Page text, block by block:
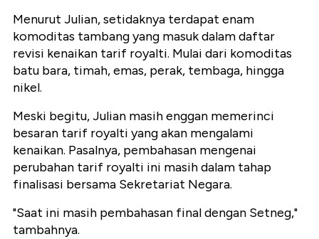
Menurut Julian, setidaknya terdapat enam
komoditas tambang yang masuk dalam daftar
revisi kenaikan tarif royalti. Mulai dari komoditas
batu bara, timah, emas, perak, tembaga, hingga
nikel.
Meski begitu, Julian masih enggan memerinci
besaran tarif royalti yang akan mengalami
kenaikan. Pasalnya, pembahasan mengenai
perubahan tarif royalti ini masih dalam tahap
finalisasi bersama Sekretariat Negara.
"Saat ini masih pembahasan final dengan Setneg,"
tambahnya.